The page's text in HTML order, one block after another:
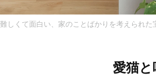
難しくて面白い、家のことばかりを考えられた
愛猫と